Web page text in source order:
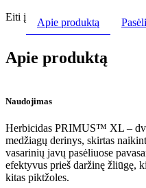
Eiti į
Apie produktą
Apie produktą
Naudojimas
Herbicidas PRIMUS™ XL –
medžiagų derinys, skirtas
vasarinių javų pasėliuose
efektyvus prieš daržinę žliūgę,
kitas piktžoles.